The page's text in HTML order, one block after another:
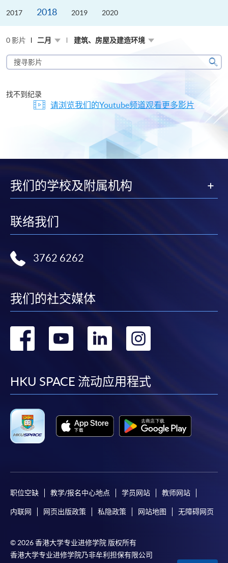
2017 2018 2019 2020
0 影片 二月 建筑、房屋及建造环境
搜
寻
片
搜
找不到纪录
请浏览我们的Youtube频道观看更多影片
我们的学校及附属机构
联络我们
3762 6262
我们的社交媒体
转
facebook
转
youtube
转
linkedin
转
HKU SPACE 流动应用程式
职位空缺 教学/报名中心地点 学员网站 教师网站
内联网 网页出版政策 私隐政策 网站地图 无障碍网页
© 2026 香港大学专业进修学院 版权所有
香港大学专业进修学院乃非牟利担保有限公司